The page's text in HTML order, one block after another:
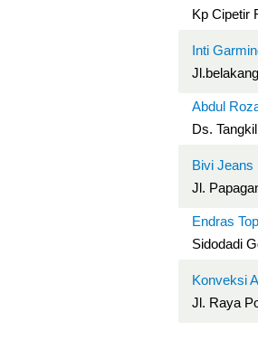
Kp Cipetir
Inti
Abdul
Ds.
Bivi Jeans
Jl.
Endras
Sidodadi
Konveksi
Jl. Raya